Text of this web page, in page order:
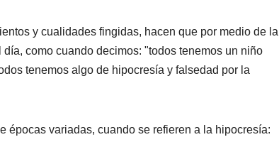
y cualidades fingidas, hacen que por medio de la
como cuando decimos: "todos tenemos un niño
tenemos algo de hipocresía y falsedad por la
épocas variadas, cuando se refieren a la hipocresía: